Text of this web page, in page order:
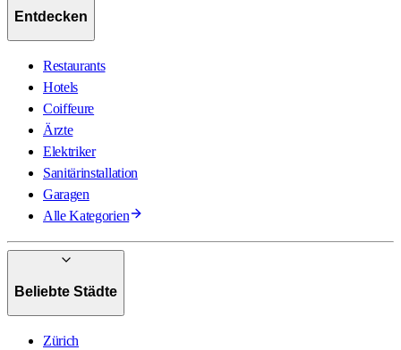
Entdecken
Restaurants
Hotels
Coiffeure
Ärzte
Elektriker
Sanitärinstallation
Garagen
Alle Kategorien
Beliebte Städte
Zürich